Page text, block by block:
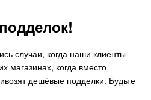
случаи, когда наши клиенты
магазинах, когда вместо
дешёвые подделки. Будьте